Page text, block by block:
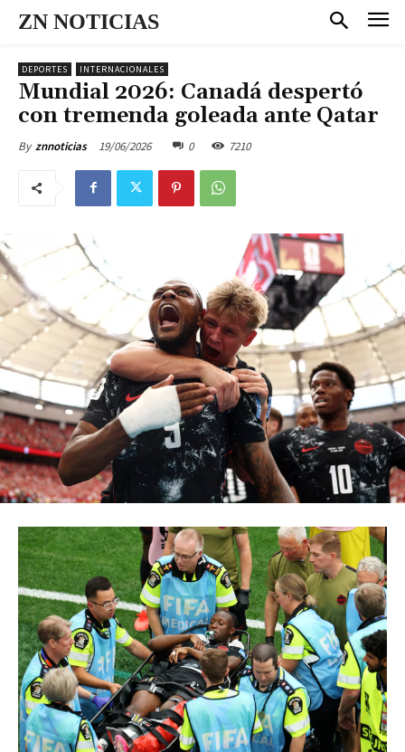
ZN NOTICIAS
DEPORTES INTERNACIONALES
Mundial 2026: Canadá despertó
con tremenda goleada ante Qatar
By znnoticias 19/06/2026 0 7210